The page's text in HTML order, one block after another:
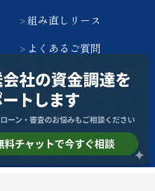
組み直しリース
よくあるご質問
ースならグリーンオートリース
reserved.